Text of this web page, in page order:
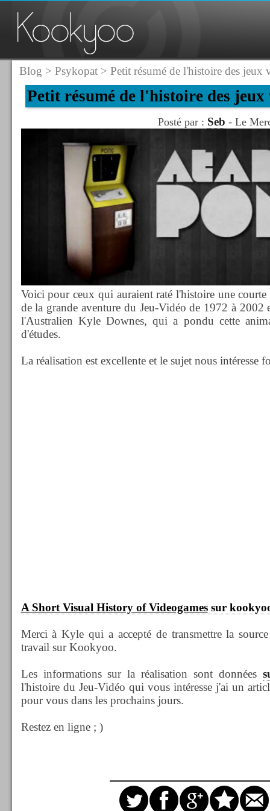
Blog > Psykopat> Petit résumé de l'histoire des jeux
Petit résumé de l'histoire des jeux
Posté par : Seb - Le
Voici pour ceux qui auraient raté l'histoire une courte
de la grande aventure du Jeu-Vidéo de 1972 à
l'Australien Kyle Downes, qui a pondu cette
d'études.
La réalisation est excellente et le sujet nous intéresse
A Short Visual History of Videogamessur
Merci à Kyle qui a accepté de transmettre la
travail sur Kookyoo.
Les informations sur la réalisation sont données
l'histoire du Jeu-Vidéo qui vous intéresse j'ai un
pour vous dans les prochains jours.
Restez en ligne ; )